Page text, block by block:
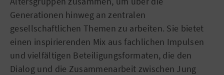
Generationen hinweg an zentralen
gesellschaftlichen Themen zu arbeiten. Sie bietet
einen inspirierenden Mix aus fachlichen Impulsen
und vielfältigen Beteiligungsformaten, die den
Dialog und die Zusammenarbeit zwischen Jung